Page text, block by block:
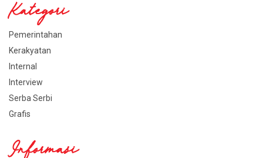
Kategori
Pemerintahan
Kerakyatan
Internal
Interview
Serba Serbi
Grafis
Informasi